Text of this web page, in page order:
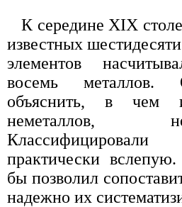
К середине XIX
известных
элементов
восемь металлов.
объяснить, в чем
неметаллов,
практически
бы позволил
надежно их